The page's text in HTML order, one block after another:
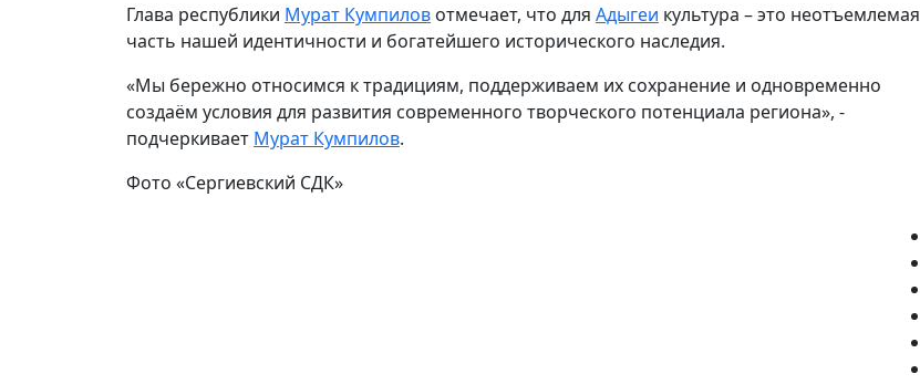
Глава республики Мурат Кумпилов отмечает, что для Адыгеи культура – это неотъемлемая
часть нашей идентичности и богатейшего исторического наследия.
«Мы бережно относимся к традициям, поддерживаем их сохранение и одновременно
создаём условия для развития современного творческого потенциала региона», -
подчеркивает Мурат Кумпилов.
Фото «Сергиевский СДК»